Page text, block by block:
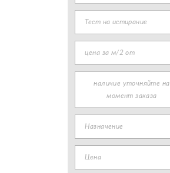
Тест на истирание
цена за м/2 от
наличие уточняйте на
момент заказа
Назначение
Цена